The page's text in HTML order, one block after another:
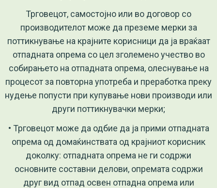
Трговецот, самостојно или во договор со
производителот може да преземе мерки за
поттикнување на крајните корисници да ја враќаат
отпадната опрема со цел зголемено учество во
собирањето на отпадната опрема, олеснување на
процесот за повторна употреба и преработка преку
нудење попусти при купување нови производи или
други поттикнувачки мерки;
• Трговецот може да одбие да ја прими отпадната
опрема од домаќинствата од крајниот корисник
доколку: отпадната опрема не ги содржи
основните составни делови, опремата содржи
друг вид отпад освен отпадна опрема или